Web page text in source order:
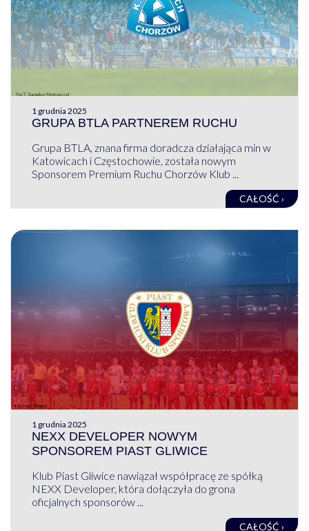
1 grudnia 2025
GRUPA BTLA PARTNEREM RUCHU
Grupa BTLA, znana firma doradcza działająca min w
Katowicach i Częstochowie, została nowym
Sponsorem Premium Ruchu Chorzów Klub ...
CAŁOŚĆ ›
1 grudnia 2025
NEXX DEVELOPER NOWYM
SPONSOREM PIAST GLIWICE
Klub Piast Gliwice nawiązał współpracę ze spółką
NEXX Developer, która dołączyła do grona
oficjalnych sponsorów ...
CAŁOŚĆ ›